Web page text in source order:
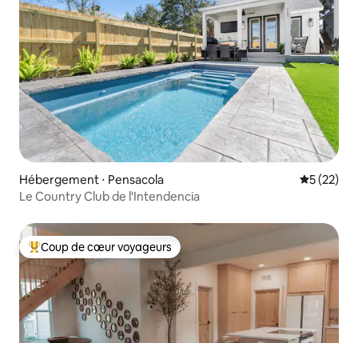
Hébergement ⋅ Pensacola
5 (22)
Le Country Club de l'Intendencia
Coups de cœur voyageurs les plus appréciés
Coup de cœur voyageurs